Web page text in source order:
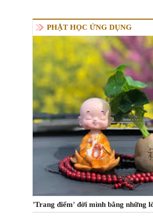
PHẬT HỌC ỨNG DỤNG
'Trang điểm' đời mình bằng những